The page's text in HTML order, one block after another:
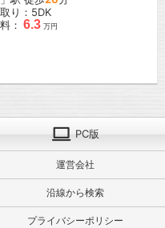
り：5DK
： 6.3 万円
PC版
運営会社
沿線から検索
プライバシーポリシー